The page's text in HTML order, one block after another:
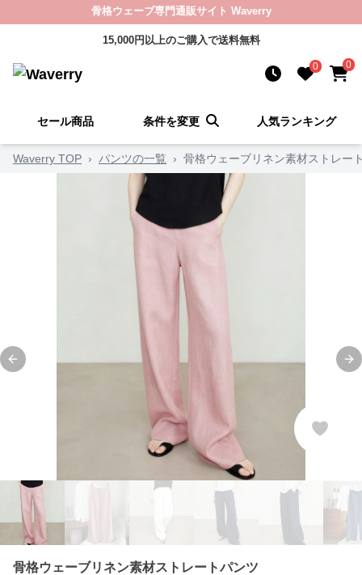
骨格ウェーブ専門通販サイト Waverry
15,000円以上のご購入で送料無料
0 0
セール商品 条件を変更 人気ランキング
Waverry TOP › パンツの一覧 › 骨格ウェーブリネン素材ストレー
Previous slide
骨格ウェーブリネン素材ストレートパンツ